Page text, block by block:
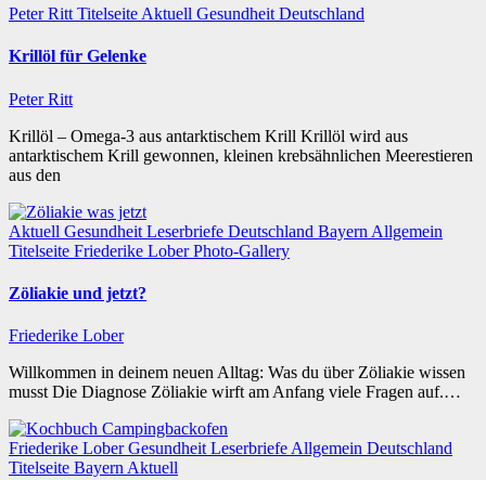
Peter Ritt Titelseite Aktuell Gesundheit Deutschland
Krillöl für Gelenke
Peter Ritt
Krillöl – Omega-3 aus antarktischem Krill Krillöl wird aus
antarktischem Krill gewonnen, kleinen krebsähnlichen Meerestieren
aus den
Aktuell Gesundheit Leserbriefe Deutschland Bayern Allgemein
Titelseite Friederike LoberPhoto-Gallery
Zöliakie und jetzt?
Friederike Lober
Willkommen in deinem neuen Alltag: Was du über Zöliakie wissen
musst Die Diagnose Zöliakie wirft am Anfang viele Fragen auf.…
Friederike LoberGesundheit Leserbriefe Allgemein Deutschland
Titelseite Bayern Aktuell